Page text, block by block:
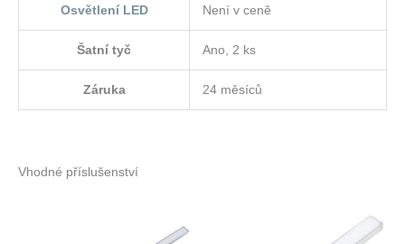
Osvětlení LED Není v ceně
Šatní tyč Ano, 2 ks
Záruka 24 měsíců
Vhodné příslušenství